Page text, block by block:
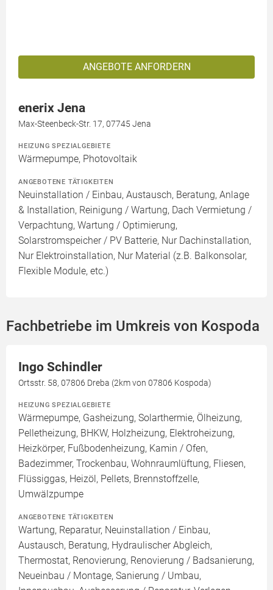
ANGEBOTE ANFORDERN
enerix Jena
Max-Steenbeck-Str. 17, 07745 Jena
HEIZUNG SPEZIALGEBIETE
Wärmepumpe, Photovoltaik
ANGEBOTENE TÄTIGKEITEN
Neuinstallation / Einbau, Austausch, Beratung, Anlage
& Installation, Reinigung / Wartung, Dach Vermietung /
Verpachtung, Wartung / Optimierung,
Solarstromspeicher / PV Batterie, Nur Dachinstallation,
Nur Elektroinstallation, Nur Material (z.B. Balkonsolar,
Flexible Module, etc.)
Fachbetriebe im Umkreis von Kospoda
Ingo Schindler
Ortsstr. 58, 07806 Dreba (2km von 07806 Kospoda)
HEIZUNG SPEZIALGEBIETE
Wärmepumpe, Gasheizung, Solarthermie, Ölheizung,
Pelletheizung, BHKW, Holzheizung, Elektroheizung,
Heizkörper, Fußbodenheizung, Kamin / Ofen,
Badezimmer, Trockenbau, Wohnraumlüftung, Fliesen,
Flüssiggas, Heizöl, Pellets, Brennstoffzelle,
Umwälzpumpe
ANGEBOTENE TÄTIGKEITEN
Wartung, Reparatur, Neuinstallation / Einbau,
Austausch, Beratung, Hydraulischer Abgleich,
Thermostat, Renovierung, Renovierung / Badsanierung,
Neueinbau / Montage, Sanierung / Umbau,